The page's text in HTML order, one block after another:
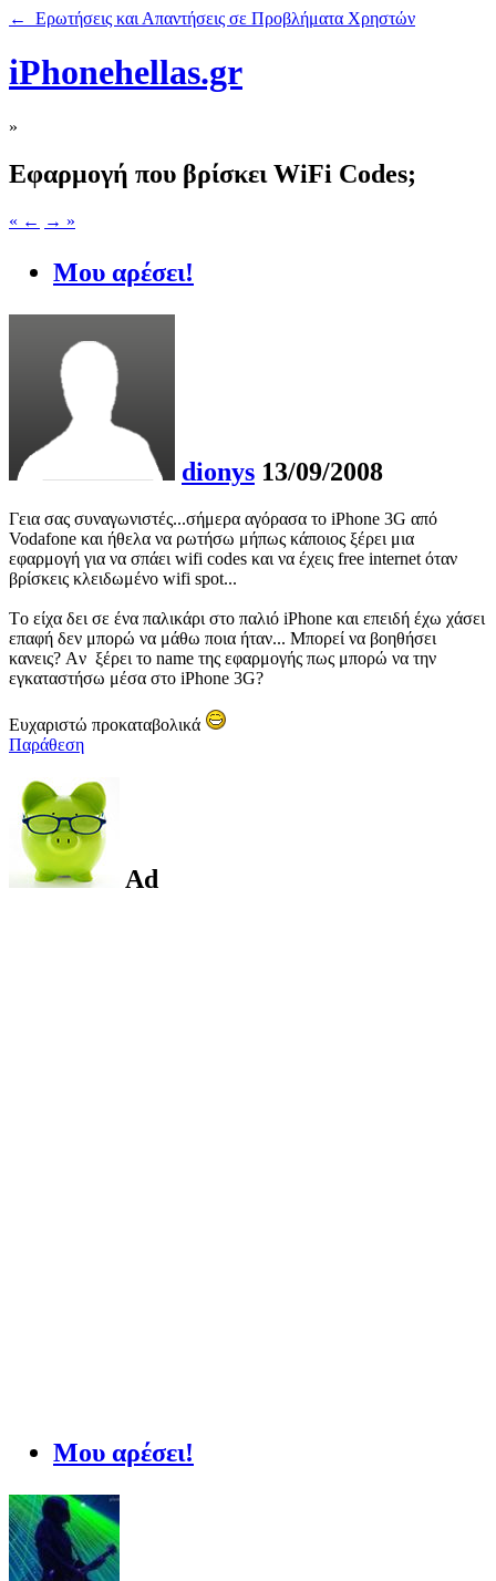
← Ερωτήσεις και Απαντήσεις σε Προβλήματα Χρηστών
iPhonehellas.gr
»
Εφαρμογή που βρίσκει WiFi Codes;
« ← → »
Μου αρέσει!
dionys 13/09/2008
Γεια σας συναγωνιστές...σήμερα αγόρασα το iPhone 3G από
Vodafone και ήθελα να ρωτήσω μήπως κάποιος ξέρει μια
εφαρμογή για να σπάει wifi codes και να έχεις free internet όταν
βρίσκεις κλειδωμένο wifi spot...
Tο είχα δει σε ένα παλικάρι στο παλιό iPhone και επειδή έχω χάσει
επαφή δεν μπορώ να μάθω πoια ήταν... Mπορεί να βοηθήσει
κανεις? Aν ξέρει το name της εφαρμογής πως μπορώ να την
εγκαταστήσω μέσα στο iPhone 3G?
Eυχαριστώ προκαταβολικά
Παράθεση
Ad
Μου αρέσει!